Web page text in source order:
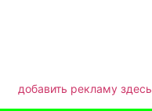
добавить рекламу здесь